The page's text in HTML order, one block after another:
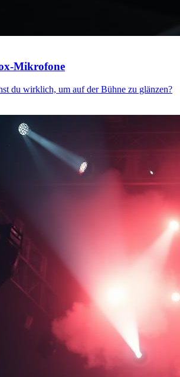
Mikrofone
du wirklich, um auf der Bühne zu glänzen?